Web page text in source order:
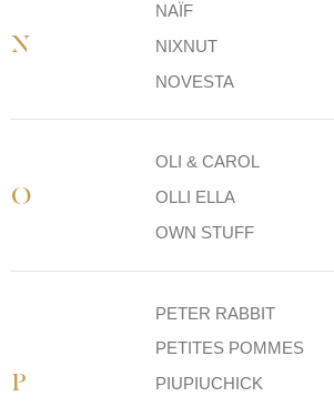
N
NAÏF
NIXNUT
NOVESTA
O
OLI & CAROL
OLLI ELLA
OWN STUFF
P
PETER RABBIT
PETITES POMMES
PIUPIUCHICK